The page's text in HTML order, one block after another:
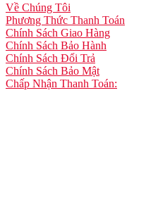
Về Chúng Tôi
Phương Thức Thanh Toán
Chính Sách Giao Hàng
Chính Sách Bảo Hành
Chính Sách Đổi Trả
Chính Sách Bảo Mật
Chấp Nhận Thanh Toán: